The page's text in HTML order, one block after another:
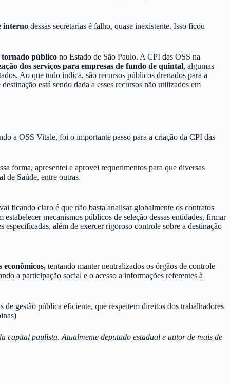
interno dessas secretarias é falho, quase inexistente. Isso ficou
tornado público no Estado de São Paulo. A CPI das OSS na
dos serviços para empresas de fundo de quintal, algumas
Ao que tudo indica, são recursos públicos drenados para a
está sendo dada a esses recursos não utilizados em
a OSS Vitale, foi o importante passo para a criação da CPI das
forma, apresentei e aprovei requerimentos para que diversas
de Saúde, entre outras.
ficando claro é que não basta analisar globalmente os contratos
mecanismos públicos de seleção dessas entidades, firmar
especificadas, além de exercer rigoroso controle sobre a destinação
econômicos, tentando manter neutralizados os órgãos de controle
a participação social e o acesso a informações referentes à
gestão pública eficiente, que respeitem direitos dos trabalhadores
capital paulista. Atualmente deputado estadual e autor de mais de